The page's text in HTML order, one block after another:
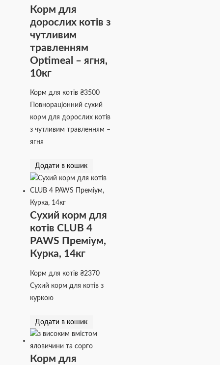
Корм для
дорослих котів з
чутливим
травленням
Optimeal – ягня,
10кг
Корм для котів₴3500
Повнораціонний сухий
корм для дорослих котів
з чутливим травленням –
ягня
Додати в кошик
Сухий корм для
котів CLUB 4
PAWS Преміум,
Курка, 14кг
Корм для котів₴2370
Сухий корм для котів з
куркою
Додати в кошик
Корм для